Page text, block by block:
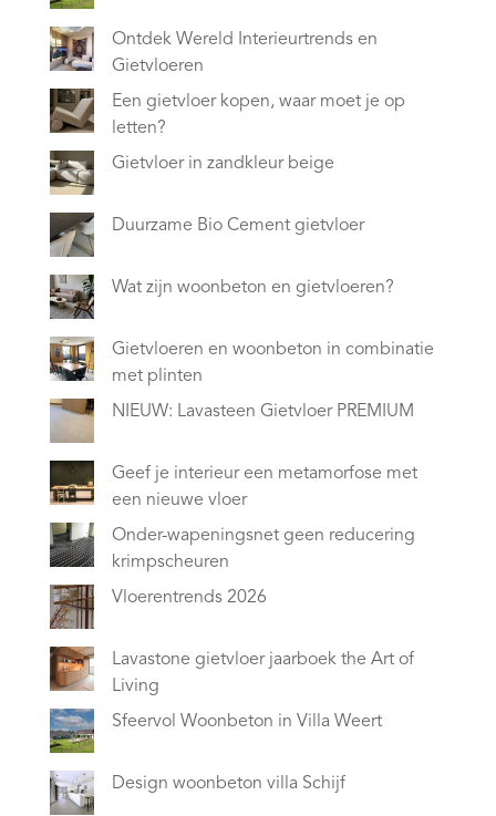
Ontdek Wereld Interieurtrends en
Gietvloeren
Een gietvloer kopen, waar moet je op
letten?
Gietvloer in zandkleur beige
Duurzame Bio Cement gietvloer
Wat zijn woonbeton en gietvloeren?
Gietvloeren en woonbeton in combinatie
met plinten
NIEUW: Lavasteen Gietvloer PREMIUM
Geef je interieur een metamorfose met
een nieuwe vloer
Onder-wapeningsnet geen reducering
krimpscheuren
Vloerentrends 2026
Lavastone gietvloer jaarboek the Art of
Living
Sfeervol Woonbeton in Villa Weert
Design woonbeton villa Schijf